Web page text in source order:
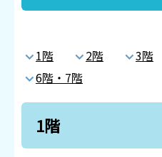
1階 2階 3階
6階・7階
1階